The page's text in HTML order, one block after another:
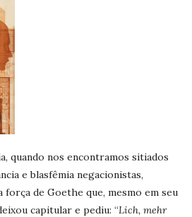
quando nos encontramos sitiados
e blasfêmia negacionistas,
de Goethe que, mesmo em seu
capitular e pediu: “Lich, mehr